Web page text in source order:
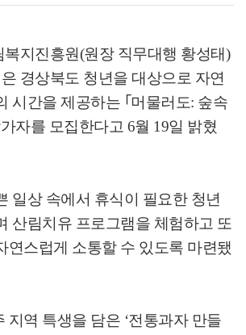
지진흥원(원장 직무대행 황성태)
경상북도 청년을 대상으로 자연
시간을 제공하는 ｢머물러도: 숲속
자를 모집한다고 6월 19일 밝혔
일상 속에서 휴식이 필요한 청년
산림치유 프로그램을 체험하고 또
연스럽게 소통할 수 있도록 마련됐
지역 특생을 담은 ‘전통과자 만들